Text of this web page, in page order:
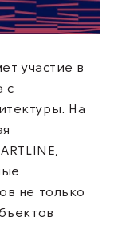
участие в
с
На
не только